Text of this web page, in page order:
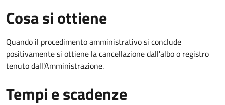
Cosa si ottiene
Quando il procedimento amministrativo si conclude
positivamente si ottiene la cancellazione dall'albo o registro
tenuto dall'Amministrazione.
Tempi e scadenze